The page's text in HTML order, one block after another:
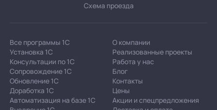
Схема проезда
Все программы 1С
Установка 1С
Консультации по 1С
Сопровождение 1С
Обновление 1С
Доработка 1С
Автоматизация на базе 1С
О компании
Реализованные проекты
Работа у нас
Блог
Контакты
Цены
Акции и спецпредложения